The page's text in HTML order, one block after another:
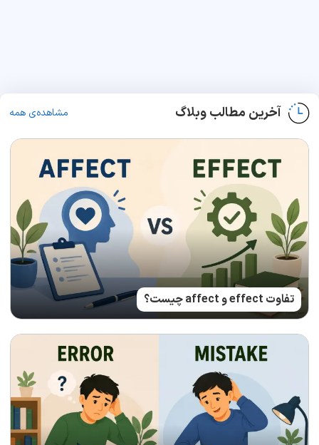
آخرین مطالب وبلاگ مشاهده‌ی همه
تفاوت effect و affect چیست؟